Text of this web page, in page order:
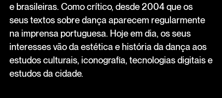
e brasileiras. Como crítico, desde 2004 que os
seus textos sobre dança aparecem regularmente
na imprensa portuguesa. Hoje em dia, os seus
interesses vão da estética e história da dança aos
estudos culturais, iconografia, tecnologias digitais e
estudos da cidade.